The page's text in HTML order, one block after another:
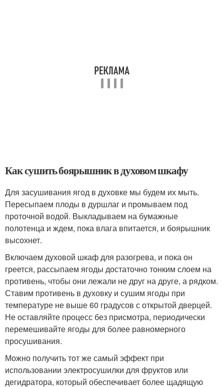
Как сушить боярышник в духовом шкафу
Для засушивания ягод в духовке мы будем их мыть.
Пересыпаем плоды в дуршлаг и промываем под
проточной водой. Выкладываем на бумажные
полотенца и ждем, пока влага впитается, и боярышник
высохнет.
Включаем духовой шкаф для разогрева, и пока он
греется, рассыпаем ягоды достаточно тонким слоем на
противень, чтобы они лежали не друг на друге, а рядком.
Ставим противень в духовку и сушим ягоды при
температуре не выше 60 градусов с открытой дверцей.
Не оставляйте процесс без присмотра, периодически
перемешивайте ягоды для более равномерного
просушивания.
Можно получить тот же самый эффект при
использовании электросушилки для фруктов или
дегидратора, который обеспечивает более щадящую